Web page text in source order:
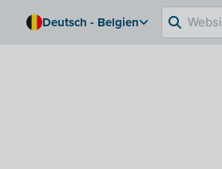
Deutsch - Belgien